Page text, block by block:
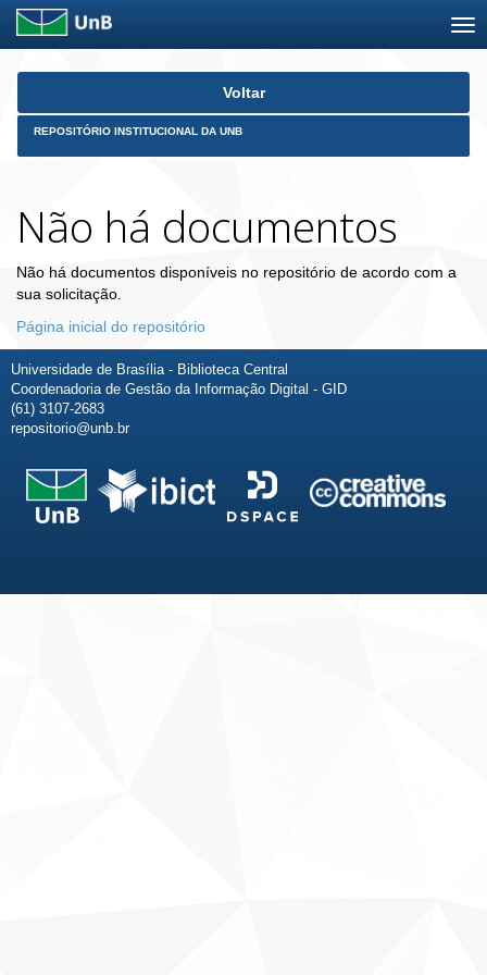
Skip
Voltar
REPOSITÓRIO INSTITUCIONAL DA UNB
Não há documentos
Não há documentos disponíveis no repositório de acordo com a
sua solicitação.
Página inicial do repositório
Universidade de Brasília - Biblioteca Central
Coordenadoria de Gestão da Informação Digital - GID
(61) 3107-2683
repositorio@unb.br